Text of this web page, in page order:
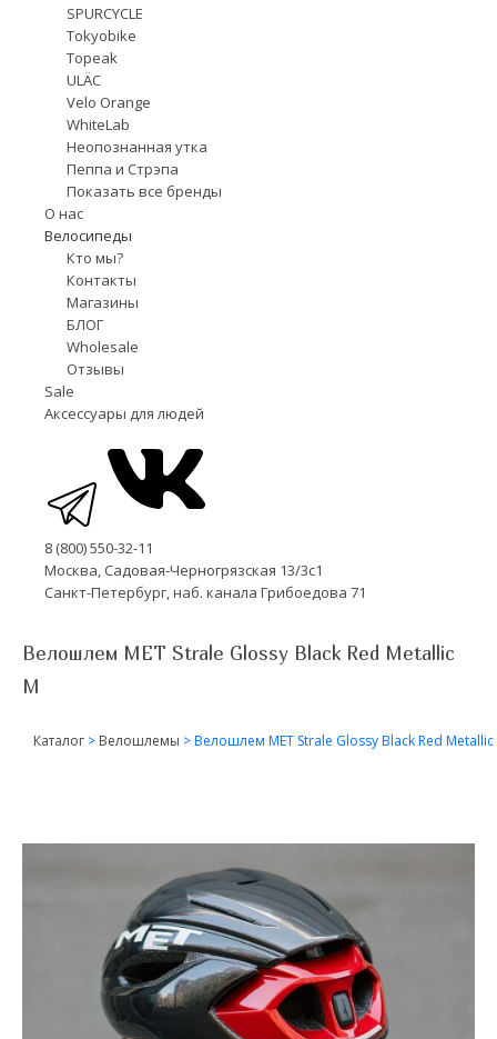
SPURCYCLE
Tokyobike
Topeak
ULÄC
Velo Orange
WhiteLab
Неопознанная утка
Пеппа и Стрэпа
Показать все бренды
О нас
Велосипеды
Кто мы?
Контакты
Магазины
БЛОГ
Wholesale
Отзывы
Sale
Аксессуары для людей
8 (800) 550-32-11
Москва, Садовая-Черногрязская 13/3с1
Санкт-Петербург, наб. канала Грибоедова 71
Велошлем MET Strale Glossy Black Red Metallic
M
Каталог > Велошлемы >Велошлем MET Strale Glossy Black Red Metallic